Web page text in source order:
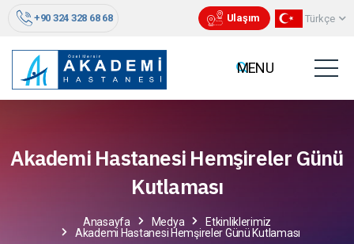
+90 324 328 68 68 Ulaşım Türkçe
Akademi Hastanesi Hemşireler Günü
Kutlaması
Anasayfa Medya
Etkinliklerimiz
Akademi Hastanesi Hemşireler Günü Kutlaması